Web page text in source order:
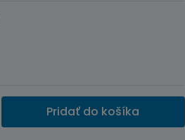
Pridať do košíka